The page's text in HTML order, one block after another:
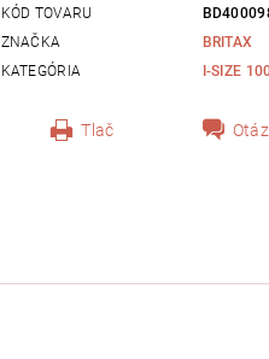
KÓD TOVARU
ZNAČKA
BRITAX
KATEGÓRIA
I-SIZE
Tlač